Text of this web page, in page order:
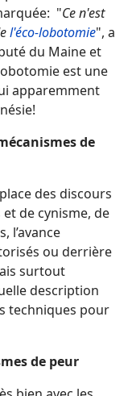
"Ce n'est
l'éco-lobotomie", a
du Maine et
est une
apparemment
de
des discours
de cynisme, de
l’avance
ou derrière
surtout
description
techniques pour
de peur